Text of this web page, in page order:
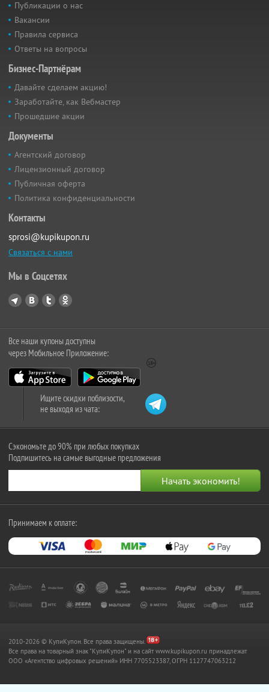
Публикации о нас
Вакансии
Правила сервиса
Ответы на вопросы
Бизнес-Партнёрам
Давайте сделаем акцию!
Заработайте, как Вебмастер
Прошедшие акции
Документы
Агентский договор
Лицензионный договор
Публичная оферта
Политика конфиденциальности
Контакты
sprosi@kupikupon.ru
Связаться с нами
Мы в Соцсетях
Все наши купоны доступны
через Мобильное Приложение:
Ищите скидки поблизости,
не выходя из чата:
Сэкономьте до 90% при любых покупках
Подпишитесь на самые выгодные предложения
Принимаем к оплате:
2010-2026 © КупиКупон. Все права защищены.
Все права на товарный знак "КупиКупон" и на сайт www.kupikupon.ru принадлежат
OOO «Агентство цифровых решений» ИНН 7705523387, ОГРН 1127747063212